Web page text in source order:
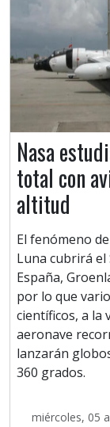
Nasa
total con
altitud
El fenómeno
Luna cubrirá el
España,
por lo que
científicos, a la
aeronave
lanzarán
360 grados.
miércoles, 05